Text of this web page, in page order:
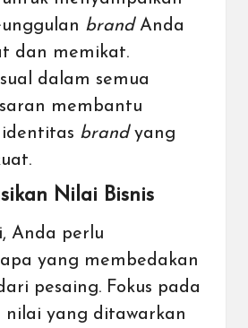
brandAnda
dan memikat.
dalam semua
membantu
brandyang
Nilai Bisnis
Anda perlu
yang membedakan
pesaing. Fokus pada
yang ditawarkan